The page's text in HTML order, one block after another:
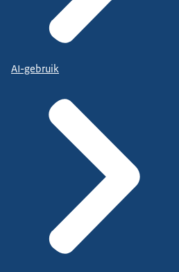
AI-gebruik